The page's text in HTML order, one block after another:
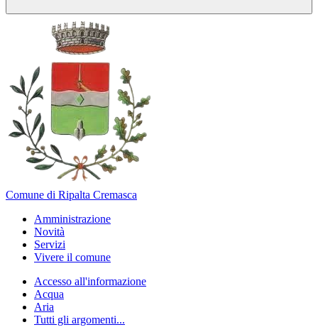
Comune di Ripalta Cremasca
Amministrazione
Novità
Servizi
Vivere il comune
Accesso all'informazione
Acqua
Aria
Tutti gli argomenti...